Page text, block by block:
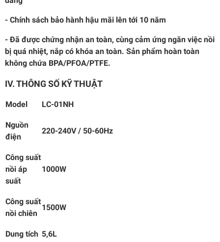
- Chính sách bảo hành hậu mãi lên tới 10 năm
- Đã được chứng nhận an toàn, cùng cảm ứng ngăn việc nồi
bị quá nhiệt, nắp có khóa an toàn. Sản phẩm hoàn toàn
không chứa BPA/PFOA/PTFE.
IV. THÔNG SỐ KỸ THUẬT
Model LC-01NH
Nguồn
điện
220-240V / 50-60Hz
Công suất
nồi áp
suất
1000W
Công suất
nồi chiên
1500W
Dung tích 5,6L